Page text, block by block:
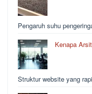
Pengaruh suhu
Kenapa
Struktur website yang